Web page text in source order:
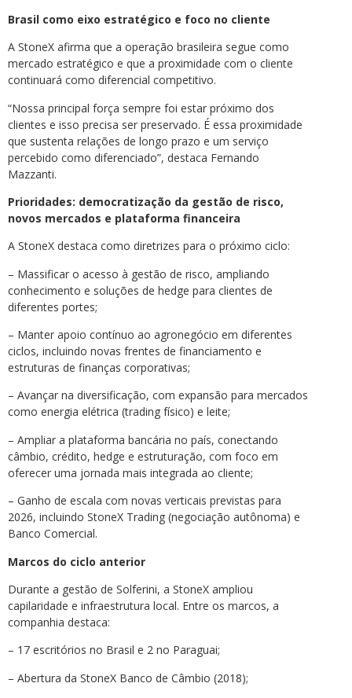
Brasil como eixo estratégico e foco no cliente
A StoneX afirma que a operação brasileira segue como
mercado estratégico e que a proximidade com o cliente
continuará como diferencial competitivo.
“Nossa principal força sempre foi estar próximo dos
clientes e isso precisa ser preservado. É essa proximidade
que sustenta relações de longo prazo e um serviço
percebido como diferenciado”, destaca Fernando
Mazzanti.
Prioridades: democratização da gestão de risco,
novos mercados e plataforma financeira
A StoneX destaca como diretrizes para o próximo ciclo:
– Massificar o acesso à gestão de risco, ampliando
conhecimento e soluções de hedge para clientes de
diferentes portes;
– Manter apoio contínuo ao agronegócio em diferentes
ciclos, incluindo novas frentes de financiamento e
estruturas de finanças corporativas;
– Avançar na diversificação, com expansão para mercados
como energia elétrica (trading físico) e leite;
– Ampliar a plataforma bancária no país, conectando
câmbio, crédito, hedge e estruturação, com foco em
oferecer uma jornada mais integrada ao cliente;
– Ganho de escala com novas verticais previstas para
2026, incluindo StoneX Trading (negociação autônoma) e
Banco Comercial.
Marcos do ciclo anterior
Durante a gestão de Solferini, a StoneX ampliou
capilaridade e infraestrutura local. Entre os marcos, a
companhia destaca:
– 17 escritórios no Brasil e 2 no Paraguai;
– Abertura da StoneX Banco de Câmbio (2018);